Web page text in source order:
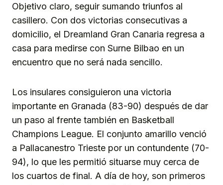
Objetivo claro, seguir sumando triunfos al
casillero. Con dos victorias consecutivas a
domicilio, el Dreamland Gran Canaria regresa a
casa para medirse con Surne Bilbao en un
encuentro que no será nada sencillo.
Los insulares consiguieron una victoria
importante en Granada (83-90) después de dar
un paso al frente también en Basketball
Champions League. El conjunto amarillo venció
a Pallacanestro Trieste por un contundente (70-
94), lo que les permitió situarse muy cerca de
los cuartos de final. A día de hoy, son primeros